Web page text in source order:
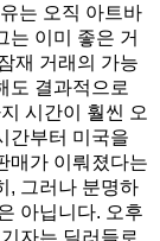
는 오직 아트바
는 이미 좋은 거
재 거래의 가능
도 결과적으로
시간이 훨씬 오
간부터 미국을
매가 이뤄졌다는
, 그러나 분명하
아닙니다. 오후